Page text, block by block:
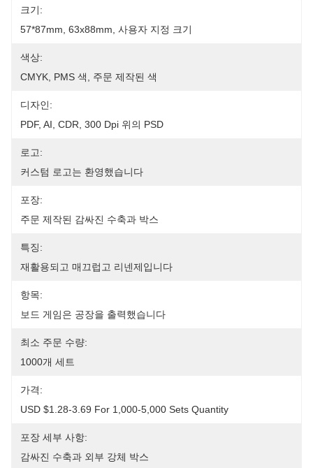
크기:
57*87mm, 63x88mm, 사용자 지정 크기
색상:
CMYK, PMS 색, 주문 제작된 색
디자인:
PDF, AI, CDR, 300 Dpi 위의 PSD
로고:
커스텀 로고는 환영했습니다
포장:
주문 제작된 감싸진 수축과 박스
특징:
재활용되고 매끄럽고 리넨제입니다
항목:
보드 게임은 공장을 출력했습니다
최소 주문 수량:
1000개 세트
가격:
USD $1.28-3.69 For 1,000-5,000 Sets Quantity
포장 세부 사항:
감싸진 수축과 외부 강체 박스